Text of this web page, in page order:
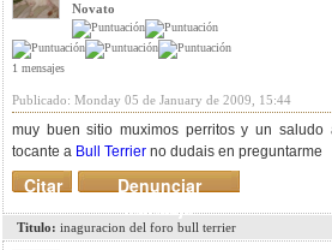
Novato
1 mensajes
Publicado: Monday 05 de January de 2009, 15:44
muy buen sitio muximos perritos y un
tocante a Bull Terrier no dudais en preguntarme
Denunciar
mensaje
Citar
Titulo: inaguracion del foro bull terrier